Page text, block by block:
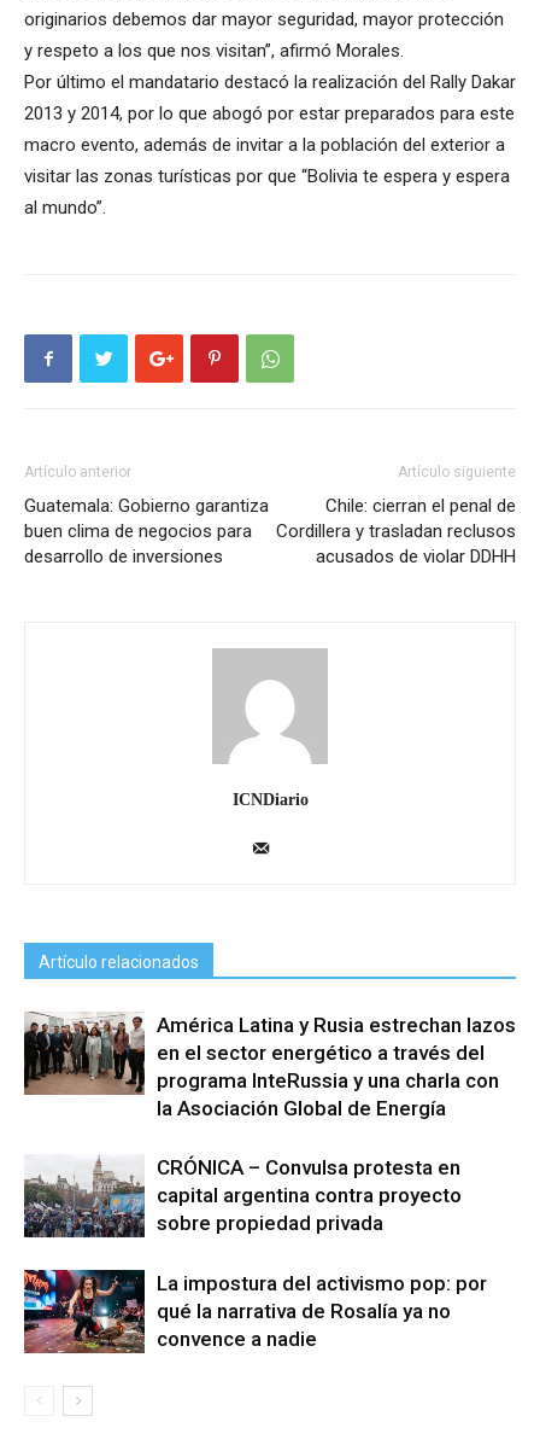
originarios debemos dar mayor seguridad, mayor protección
y respeto a los que nos visitan”, afirmó Morales.
Por último el mandatario destacó la realización del Rally Dakar
2013 y 2014, por lo que abogó por estar preparados para este
macro evento, además de invitar a la población del exterior a
visitar las zonas turísticas por que “Bolivia te espera y espera
al mundo”.
Artículo anterior
Guatemala: Gobierno garantiza
buen clima de negocios para
desarrollo de inversiones
Artículo siguiente
Chile: cierran el penal de
Cordillera y trasladan reclusos
acusados de violar DDHH
ICNDiario
Artículo relacionados
América Latina y Rusia estrechan lazos
en el sector energético a través del
programa InteRussia y una charla con
la Asociación Global de Energía
CRÓNICA – Convulsa protesta en
capital argentina contra proyecto
sobre propiedad privada
La impostura del activismo pop: por
qué la narrativa de Rosalía ya no
convence a nadie